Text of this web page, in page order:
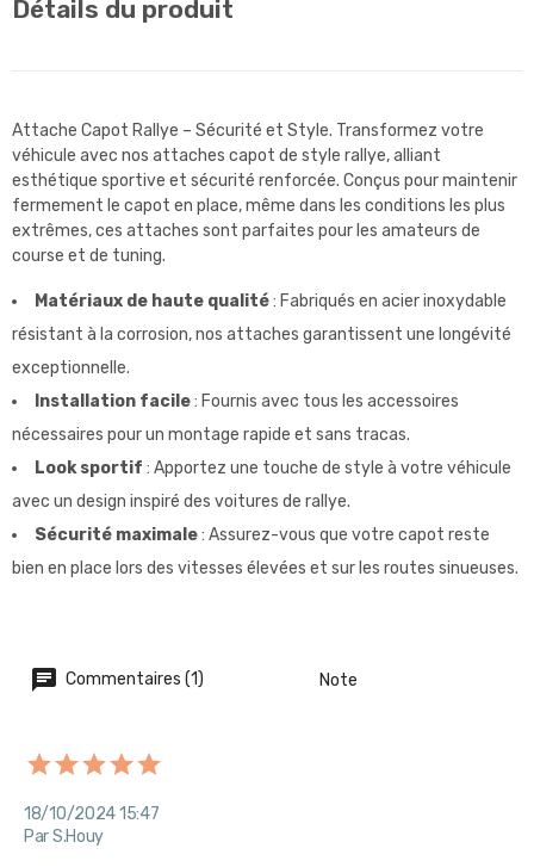
Détails du produit
Attache Capot Rallye – Sécurité et Style. Transformez votre
véhicule avec nos attaches capot de style rallye, alliant
esthétique sportive et sécurité renforcée. Conçus pour maintenir
fermement le capot en place, même dans les conditions les plus
extrêmes, ces attaches sont parfaites pour les amateurs de
course et de tuning.
Matériaux de haute qualité: Fabriqués en acier inoxydable
résistant à la corrosion, nos attaches garantissent une longévité
exceptionnelle.
Installation facile: Fournis avec tous les accessoires
nécessaires pour un montage rapide et sans tracas.
Look sportif : Apportez une touche de style à votre véhicule
avec un design inspiré des voitures de rallye.
Sécurité maximale: Assurez-vous que votre capot reste
bien en place lors des vitesses élevées et sur les routes sinueuses.
Commentaires (1) Note
18/10/2024 15:47
Par S.Houy